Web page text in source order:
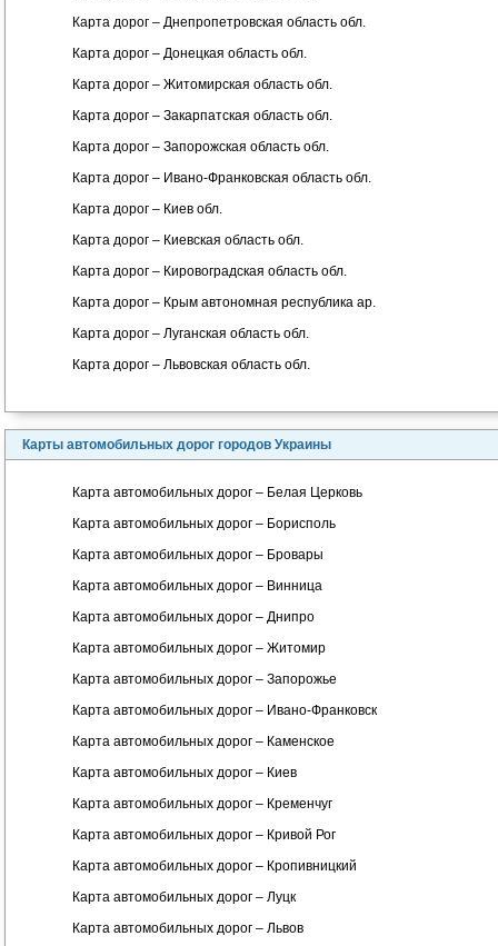
Карта дорог – Днепропетровская область обл.
Карта дорог – Донецкая область обл.
Карта дорог – Житомирская область обл.
Карта дорог – Закарпатская область обл.
Карта дорог – Запорожская область обл.
Карта дорог – Ивано-Франковская область обл.
Карта дорог – Киев обл.
Карта дорог – Киевская область обл.
Карта дорог – Кировоградская область обл.
Карта дорог – Крым автономная республика ар.
Карта дорог – Луганская область обл.
Карта дорог – Львовская область обл.
Карты автомобильных дорог городов Украины
Карта автомобильных дорог – Белая Церковь
Карта автомобильных дорог – Борисполь
Карта автомобильных дорог – Бровары
Карта автомобильных дорог – Винница
Карта автомобильных дорог – Днипро
Карта автомобильных дорог – Житомир
Карта автомобильных дорог – Запорожье
Карта автомобильных дорог – Ивано-Франковск
Карта автомобильных дорог – Каменское
Карта автомобильных дорог – Киев
Карта автомобильных дорог – Кременчуг
Карта автомобильных дорог – Кривой Рог
Карта автомобильных дорог – Кропивницкий
Карта автомобильных дорог – Луцк
Карта автомобильных дорог – Львов